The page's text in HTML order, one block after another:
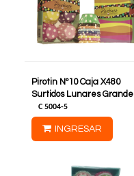
Pirotin Nº10 Caja X480
Surtidos Lunares Grande
C 5004-5
INGRESAR